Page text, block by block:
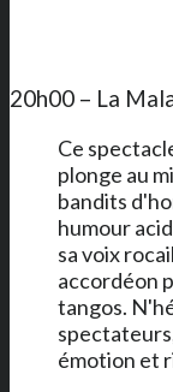
20h00 – La
Ce
plonge au
bandits
humour
sa voix
accordéon
tangos.
émotion et